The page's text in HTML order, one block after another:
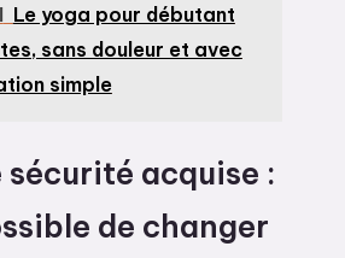
Le yoga pour débutant
sans douleur et avec
simple
sécurité acquise :
de changer